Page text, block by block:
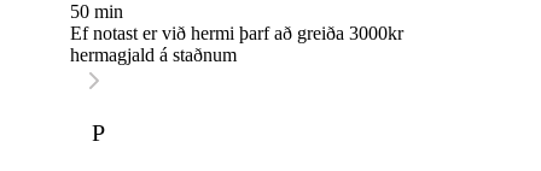
50 min
Ef notast er við hermi þarf að greiða 3000kr
hermagjald á staðnum
P